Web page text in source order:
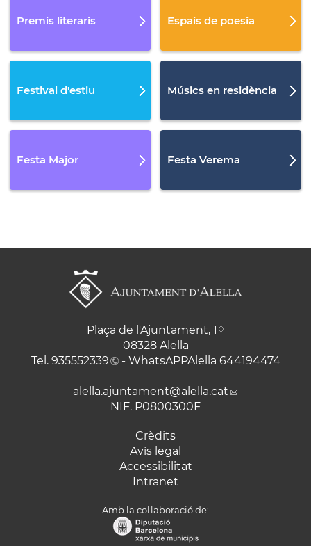
Premis literaris Espais de poesia
Festival d'estiu Músics en residència
Festa Major Festa Verema
Plaça de l'Ajuntament, 1
08328 Alella
Tel. 935552339 - WhatsAPPAlella 644194474
alella.ajuntament@alella.cat
NIF. P0800300F
Crèdits
Avís legal
Accessibilitat
Intranet
Amb la col·laboració de: